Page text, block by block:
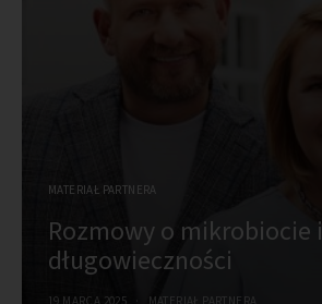
MATERIAŁ PARTNERA
Rozmowy o mikrobiocie i
długowieczności